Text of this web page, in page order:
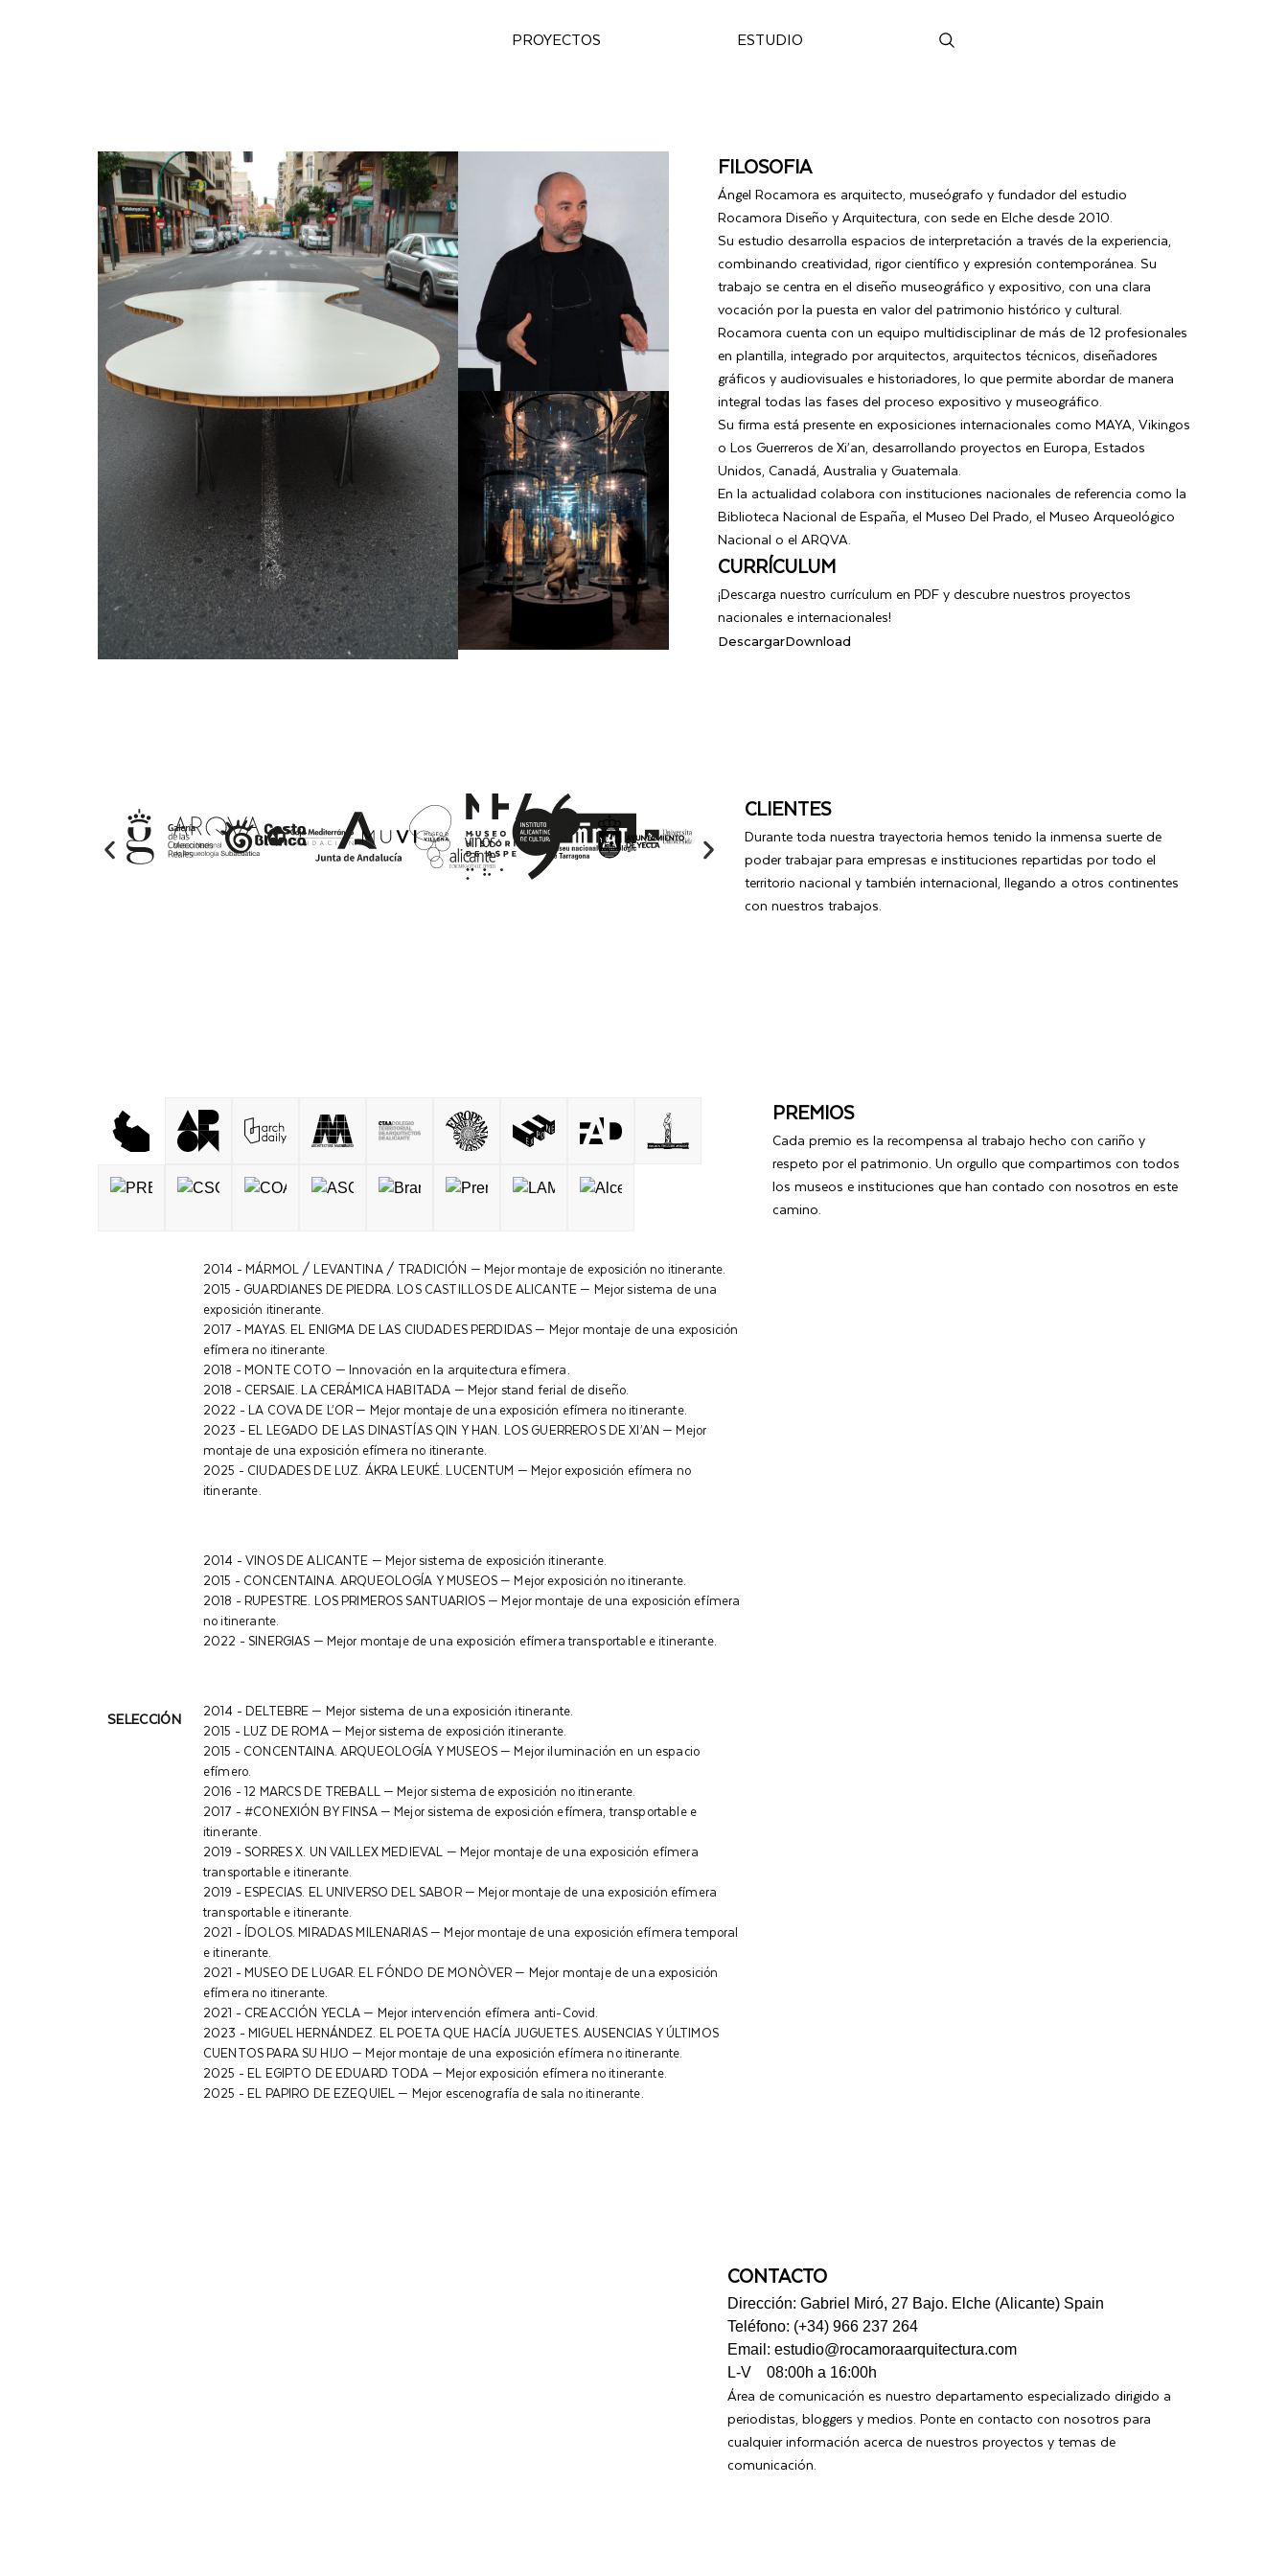
PROYECTOS ESTUDIO
FILOSOFIA
Ángel Rocamora es arquitecto, museógrafo y fundador del estudio
Rocamora Diseño y Arquitectura, con sede en Elche desde 2010.
Su estudio desarrolla espacios de interpretación a través de la experiencia,
combinando creatividad, rigor científico y expresión contemporánea. Su
trabajo se centra en el diseño museográfico y expositivo, con una clara
vocación por la puesta en valor del patrimonio histórico y cultural.
Rocamora cuenta con un equipo multidisciplinar de más de 12 profesionales
en plantilla, integrado por arquitectos, arquitectos técnicos, diseñadores
gráficos y audiovisuales e historiadores, lo que permite abordar de manera
integral todas las fases del proceso expositivo y museográfico.
Su firma está presente en exposiciones internacionales como MAYA, Vikingos
o Los Guerreros de Xi’an, desarrollando proyectos en Europa, Estados
Unidos, Canadá, Australia y Guatemala.
En la actualidad colabora con instituciones nacionales de referencia como la
Biblioteca Nacional de España, el Museo Del Prado, el Museo Arqueológico
Nacional o el ARQVA.
CURRÍCULUM
¡Descarga nuestro currículum en PDF y descubre nuestros proyectos
nacionales e internacionales!
DescargarDownload
CLIENTES
Durante toda nuestra trayectoria hemos tenido la inmensa suerte de
poder trabajar para empresas e instituciones repartidas por todo el
territorio nacional y también internacional, llegando a otros continentes
con nuestros trabajos.
2014 - MÁRMOL / LEVANTINA / TRADICIÓN — Mejor montaje de exposición no itinerante.
2015 - GUARDIANES DE PIEDRA. LOS CASTILLOS DE ALICANTE — Mejor sistema de una
exposición itinerante.
2017 - MAYAS. EL ENIGMA DE LAS CIUDADES PERDIDAS — Mejor montaje de una exposición
efímera no itinerante.
2018 - MONTE COTO — Innovación en la arquitectura efímera.
2018 - CERSAIE. LA CERÁMICA HABITADA — Mejor stand ferial de diseño.
2022 - LA COVA DE L’OR — Mejor montaje de una exposición efímera no itinerante.
2023 - EL LEGADO DE LAS DINASTÍAS QIN Y HAN. LOS GUERREROS DE XI’AN — Mejor
montaje de una exposición efímera no itinerante.
2025 - CIUDADES DE LUZ. ÁKRA LEUKÉ. LUCENTUM — Mejor exposición efímera no
itinerante.
2014 - VINOS DE ALICANTE — Mejor sistema de exposición itinerante.
2015 - CONCENTAINA. ARQUEOLOGÍA Y MUSEOS — Mejor exposición no itinerante.
2018 - RUPESTRE. LOS PRIMEROS SANTUARIOS — Mejor montaje de una exposición efímera
no itinerante.
2022 - SINERGIAS — Mejor montaje de una exposición efímera transportable e itinerante.
SELECCIÓN
2014 - DELTEBRE — Mejor sistema de una exposición itinerante.
2015 - LUZ DE ROMA — Mejor sistema de exposición itinerante.
2015 - CONCENTAINA. ARQUEOLOGÍA Y MUSEOS — Mejor iluminación en un espacio
efímero.
2016 - 12 MARCS DE TREBALL — Mejor sistema de exposición no itinerante.
2017 - #CONEXIÓN BY FINSA — Mejor sistema de exposición efímera, transportable e
itinerante.
2019 - SORRES X. UN VAILLEX MEDIEVAL — Mejor montaje de una exposición efímera
transportable e itinerante.
2019 - ESPECIAS. EL UNIVERSO DEL SABOR — Mejor montaje de una exposición efímera
transportable e itinerante.
2021 - ÍDOLOS. MIRADAS MILENARIAS — Mejor montaje de una exposición efímera temporal
e itinerante.
2021 - MUSEO DE LUGAR. EL FÓNDO DE MONÒVER — Mejor montaje de una exposición
efímera no itinerante.
2021 - CREACCIÓN YECLA — Mejor intervención efímera anti-Covid.
2023 - MIGUEL HERNÁNDEZ. EL POETA QUE HACÍA JUGUETES. AUSENCIAS Y ÚLTIMOS
CUENTOS PARA SU HIJO — Mejor montaje de una exposición efímera no itinerante.
2025 - EL EGIPTO DE EDUARD TODA — Mejor exposición efímera no itinerante.
2025 - EL PAPIRO DE EZEQUIEL — Mejor escenografía de sala no itinerante.
PREMIOS
Cada premio es la recompensa al trabajo hecho con cariño y
respeto por el patrimonio. Un orgullo que compartimos con todos
los museos e instituciones que han contado con nosotros en este
camino.
CONTACTO
Dirección: Gabriel Miró, 27 Bajo. Elche (Alicante) Spain
Teléfono: (+34) 966 237 264
Email: estudio@rocamoraarquitectura.com
L-V 08:00h a 16:00h
Área de comunicación es nuestro departamento especializado dirigido a
periodistas, bloggers y medios. Ponte en contacto con nosotros para
cualquier información acerca de nuestros proyectos y temas de
comunicación.